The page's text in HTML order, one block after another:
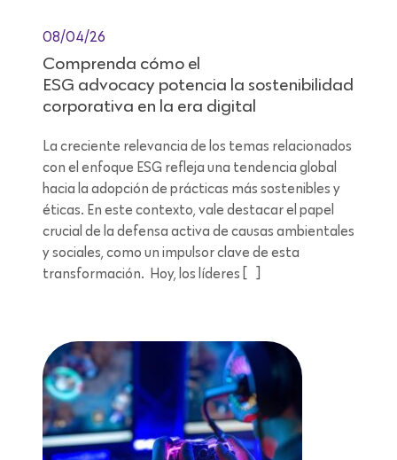
08/04/26
Comprenda cómo el
ESG advocacy potencia la sostenibilidad
corporativa en la era digital
La creciente relevancia de los temas relacionados
con el enfoque ESG refleja una tendencia global
hacia la adopción de prácticas más sostenibles y
éticas. En este contexto, vale destacar el papel
crucial de la defensa activa de causas ambientales
y sociales, como un impulsor clave de esta
transformación. Hoy, los líderes […]